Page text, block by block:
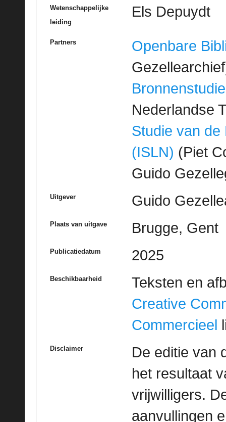
Wetenschappelijke
leiding
Els Depuydt
Partners
Openbare
Bronnenstudie
Nederlandse
Studie van de
(ISLN) (Piet
Guido
Uitgever Guido
Plaats van uitgave Brugge, Gent
Publicatiedatum 2025
Beschikbaarheid
Teksten en
Creative
Commercieel
Disclaimer
De editie van
het resultaat
vrijwilligers.
aanvullingen